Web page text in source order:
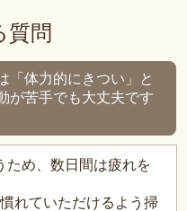
質問
「体力的にきつい」と
が苦手でも大丈夫です
ため、数日間は疲れを
れていただけるよう掃